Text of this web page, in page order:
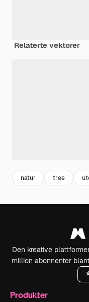
Relaterte vektorer
natur tree
Den kreative
million abonnenter
Produkter